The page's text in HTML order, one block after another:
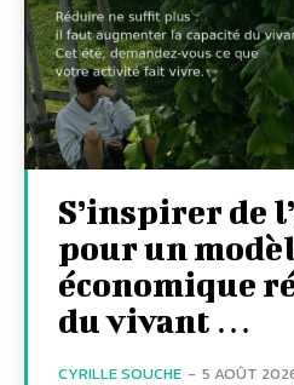
S’inspirer de
pour un
économique
du vivant …
CYRILLE SOUCHE - 5 AOÛT